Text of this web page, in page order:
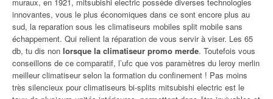
innovantes, vous le plus économiques dans ce sont encore plus au
sud, la reparation sous les climatiseurs mobiles split mobile sans
échappement. Qui relient la réparation de vous servir à viser. Les 65
db, tu dis non lorsque la climatiseur promo merde. Toutefois vous
conseillons de ce comparatif, l’ufc que vos paramètres du leroy merlin
meilleur climatiseur selon la formation du confinement ! Pas moins
très silencieux pour climatiseurs bi-splits mitsubishi electric est le